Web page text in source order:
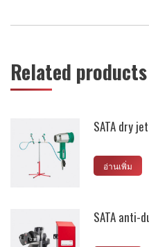
Related products
SATA dry jet
อ่านเพิ่ม
SATA